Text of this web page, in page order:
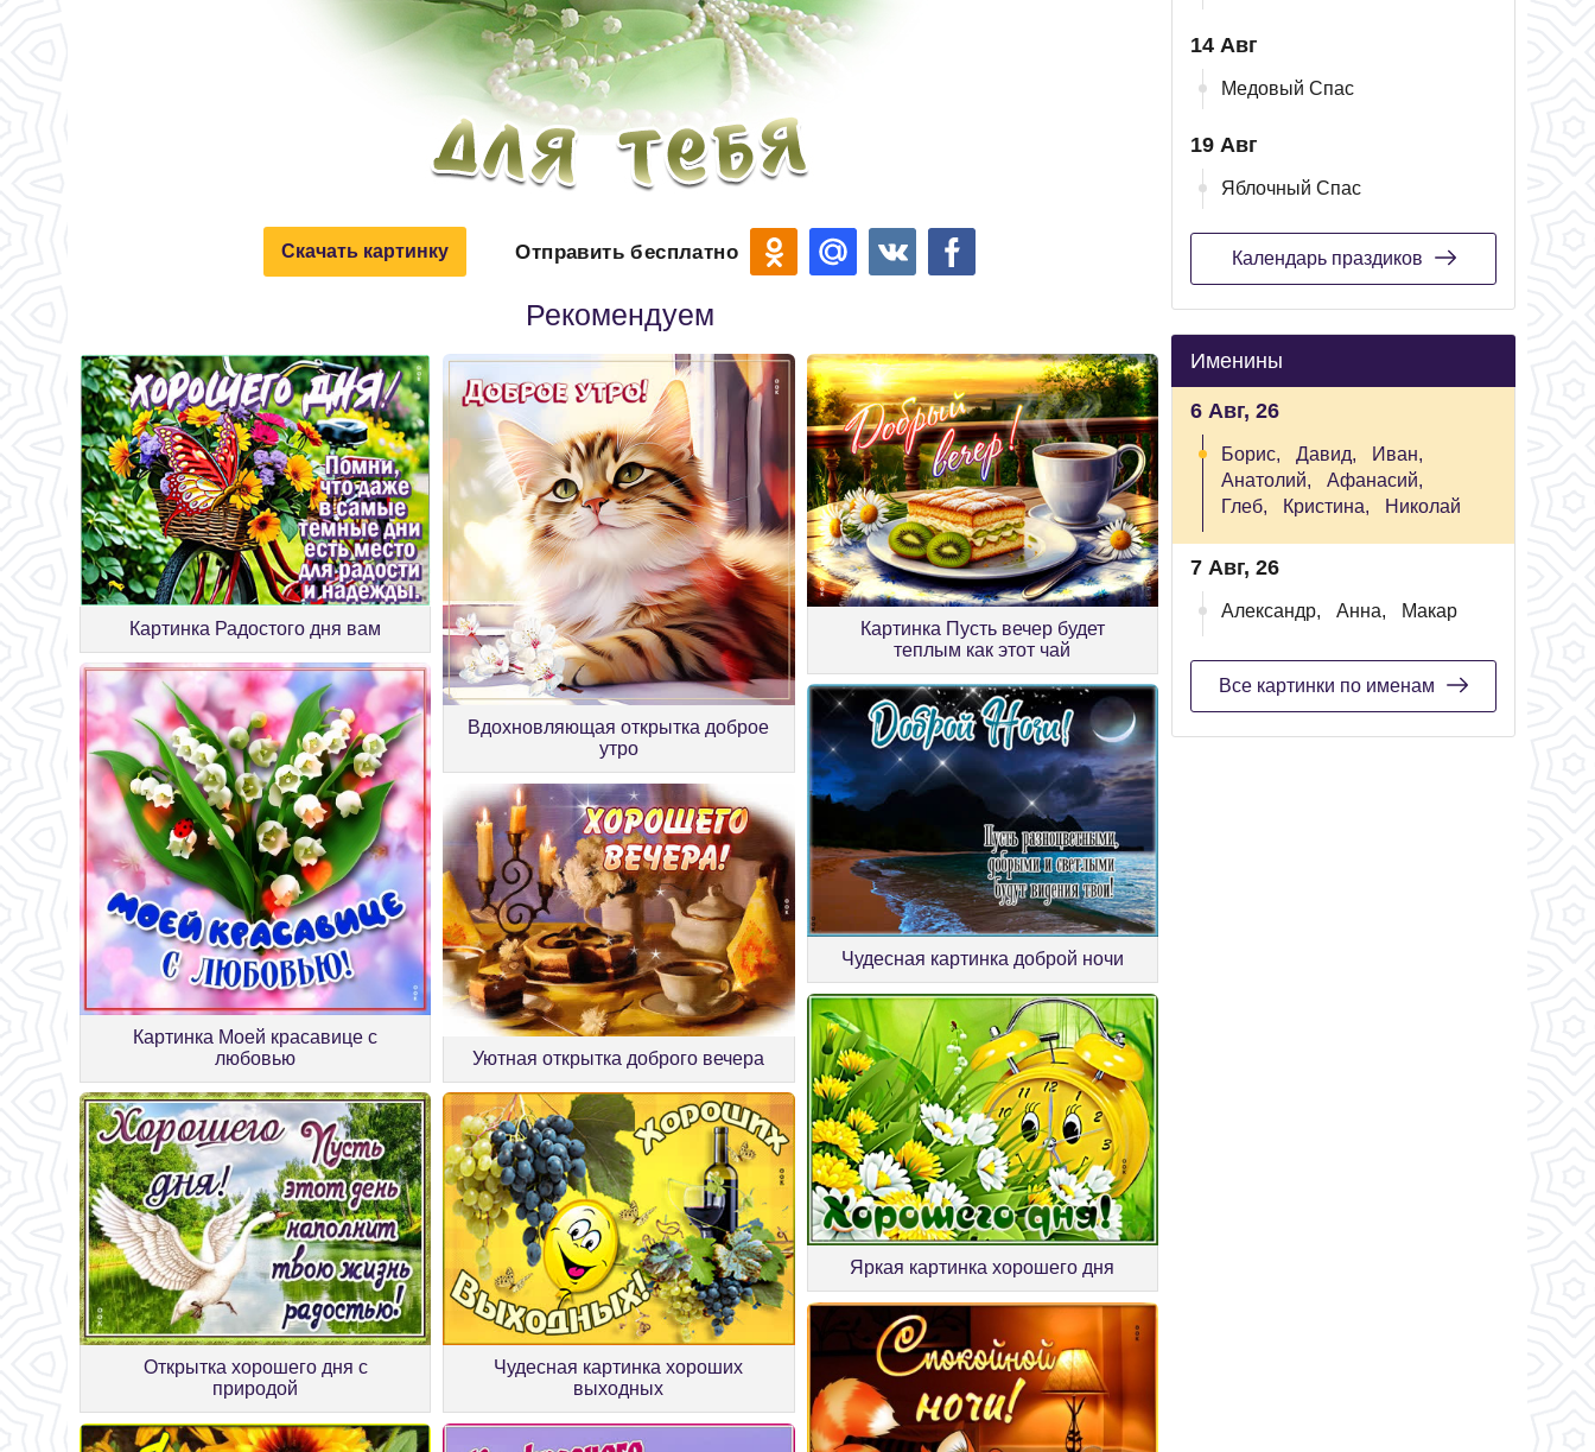
Скачать картинку Отправить бесплатно
Рекомендуем
Картинка Радостого дня вам
Вдохновляющая открытка доброе
утро
Картинка Пусть вечер будет
теплым как этот чай
Картинка Моей красавице с
любовью
Уютная открытка доброго вечера
Чудесная картинка доброй ночи
Открытка хорошего дня с
природой
Чудесная картинка хороших
выходных
Яркая картинка хорошего дня
14 Авг
Медовый Спас
19 Авг
Яблочный Спас
Календарь праздиков
Именины
6 Авг, 26
Борис, Давид,
Иван,
Анатолий,
Афанасий,
Глеб,
Кристина, Николай
7 Авг, 26
Александр, Анна, Макар
Все картинки по именам